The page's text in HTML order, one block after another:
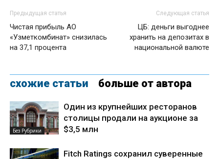
Предыдущая статья
Чистая прибыль АО
«Узметкомбинат» снизилась
на 37,1 процента
Следующая статья
ЦБ: деньги выгоднее
хранить на депозитах в
национальной валюте
схожие статьи больше от автора
Без Рубрики
Один из крупнейших ресторанов
столицы продали на аукционе за
$3,5 млн
Fitch Ratings сохранил суверенные